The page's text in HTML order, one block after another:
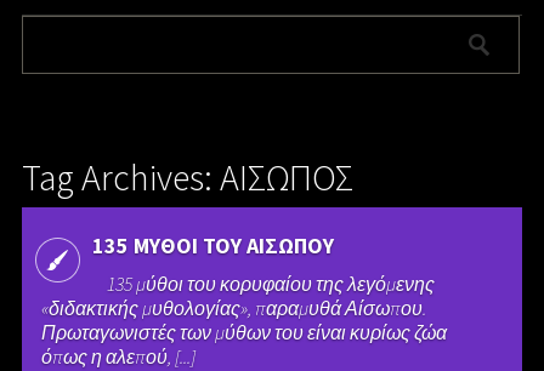
Tag Archives: ΑΙΣΩΠΟΣ
135 ΜΥΘΟΙ ΤΟΥ ΑΙΣΩΠΟΥ
135 μύθοι του κορυφαίου της λεγόμενης
«διδακτικής μυθολογίας», παραμυθά Αίσωπου.
Πρωταγωνιστές των μύθων του είναι κυρίως ζώα
όπως η αλεπού, [...]